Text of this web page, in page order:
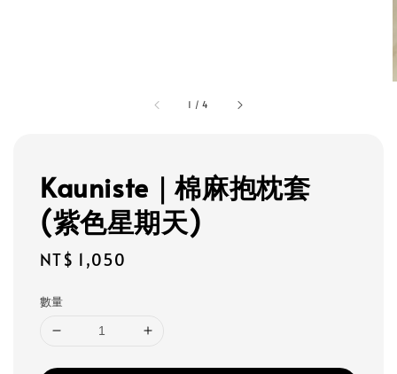
1 /4
Kauniste｜棉麻抱枕套
(紫色星期天)
Regular
NT$ 1,050
數量